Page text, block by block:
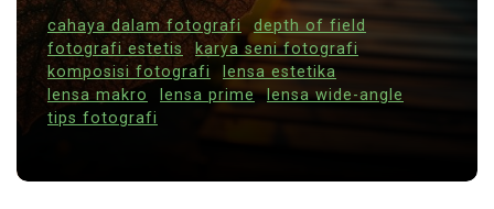
depth of field
seni fotografi
estetika
lensa wide-angle
Agustus 6, 2026
Co-Working Space
Ironi Modern
Kritik Sosial
Networking